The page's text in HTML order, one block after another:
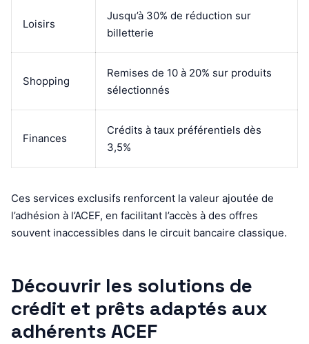
Loisirs
Jusqu’à 30% de réduction sur
billetterie
Shopping
Remises de 10 à 20% sur produits
sélectionnés
Finances
Crédits à taux préférentiels dès
3,5%
Ces services exclusifs renforcent la valeur ajoutée de
l’adhésion à l’ACEF, en facilitant l’accès à des offres
souvent inaccessibles dans le circuit bancaire classique.
Découvrir les solutions de
crédit et prêts adaptés aux
adhérents ACEF